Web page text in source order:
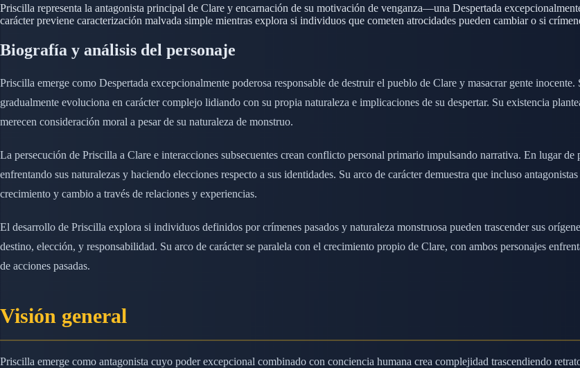
Priscilla representa la antagonista principal de Clare y encarnación de su motivación de venganza—una Despertada
carácter previene caracterización malvada simple mientras explora si individuos que cometen atrocidades pueden cambiar o si
Biografía y análisis del personaje
Priscilla emerge como Despertada excepcionalmente poderosa responsable de destruir el pueblo de Clare y masacrar gente
gradualmente evoluciona en carácter complejo lidiando con su propia naturaleza e implicaciones de su despertar. Su existencia
merecen consideración moral a pesar de su naturaleza de monstruo.
La persecución de Priscilla a Clare e interacciones subsecuentes crean conflicto personal primario impulsando narrativa. En lugar
enfrentando sus naturalezas y haciendo elecciones respecto a sus identidades. Su arco de carácter demuestra que incluso
crecimiento y cambio a través de relaciones y experiencias.
El desarrollo de Priscilla explora si individuos definidos por crímenes pasados y naturaleza monstruosa pueden trascender sus
destino, elección, y responsabilidad. Su arco de carácter se paralela con el crecimiento propio de Clare, con ambos personajes
de acciones pasadas.
Visión general
Priscilla emerge como antagonista cuyo poder excepcional combinado con conciencia humana crea complejidad trascendiendo